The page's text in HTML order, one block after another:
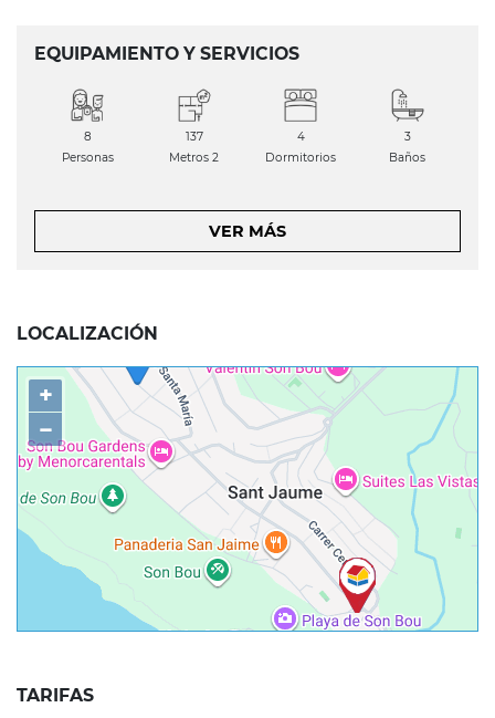
EQUIPAMIENTO Y SERVICIOS
8
Personas
137
Metros 2
4
Dormitorios
3
Baños
VER MÁS
LOCALIZACIÓN
+
−
TARIFAS